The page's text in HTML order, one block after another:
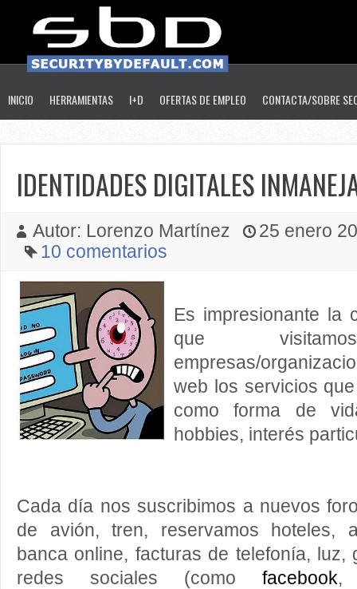
INICIO HERRAMIENTAS I+D OFERTAS DE EMPLEO CONTACTA/SOBRE
IDENTIDADES DIGITALES
Autor: Lorenzo Martínez
25 enero
10 comentarios
Es impresionante la
que
empresas/
web los servicios
como forma de
hobbies, interés
Cada día nos suscribimos a nuevos
de avión, tren, reservamos hoteles,
banca online, facturas de telefonía, luz,
redes sociales (como facebook